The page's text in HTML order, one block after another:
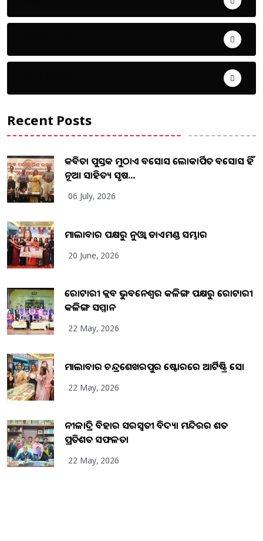
Recent Posts
କବିତା ପୁସ୍ତକ ମୁଠାଏ ଅବସୋସ ଲୋକାର୍ପିତ ଅବସୋସ ହିଁ
ନୂଆ ସାହିତ୍ୟ ସୃଷ...
06 July, 2026
ମାଲାବାର ପକ୍ଷରୁ ନୁଓ୍ବା ଡାଏମଣ୍ଡ ସମ୍ଭାର
20 June, 2026
ରୋଟାରୀ କ୍ଲବ ଭୁବନେଶ୍ୱର କଳିଙ୍ଗ ପକ୍ଷରୁ ରୋଟାରୀ
କଳିଙ୍ଗ ସମ୍ମାନ
22 May, 2026
ମାଲାବାର ଚନ୍ଦ୍ରଶେଖରପୁର ଷ୍ଟୋରରେ ଆର୍ଟିଷ୍ଟ୍ରି ସୋ
22 May, 2026
ନୀଳାଦ୍ରି ବିହାର ସରସ୍ୱତୀ ବିଦ୍ୟା ମନ୍ଦିରର ଶତ
ପ୍ରତିଶତ ସଫଳତା
22 May, 2026